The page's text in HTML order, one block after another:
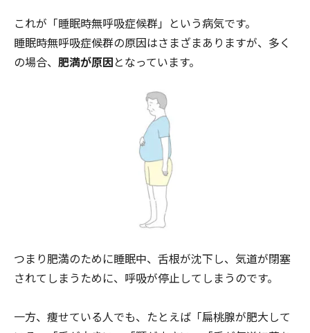
これが「睡眠時無呼吸症候群」という病気です。
睡眠時無呼吸症候群の原因はさまざまありますが、多く
の場合、 肥満が原因となっています。
つまり肥満のために睡眠中、舌根が沈下し、気道が閉塞
されてしまうために、呼吸が停止してしまうのです。
一方、痩せている人でも、たとえば「扁桃腺が肥大して